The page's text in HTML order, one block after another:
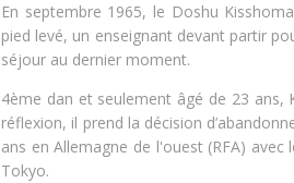
En septembre 1965, le Doshu
pied levé, un enseignant devant partir
séjour au dernier moment.
4ème dan et seulement âgé de 23 ans,
réflexion, il prend la décision
ans en Allemagne de l'ouest (RFA)
Tokyo.